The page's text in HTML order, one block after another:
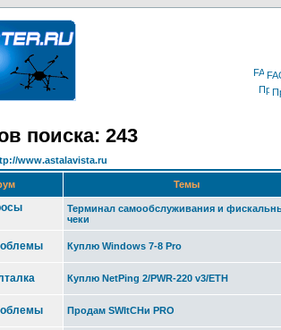
поиска: 243
www.astalavista.ru
Темы
Терминал самообслуживания и
чеки
Куплю Windows 7-8 Pro
Куплю NetPing 2/PWR-220 v3/ETH
Продам SWItCHи PRO